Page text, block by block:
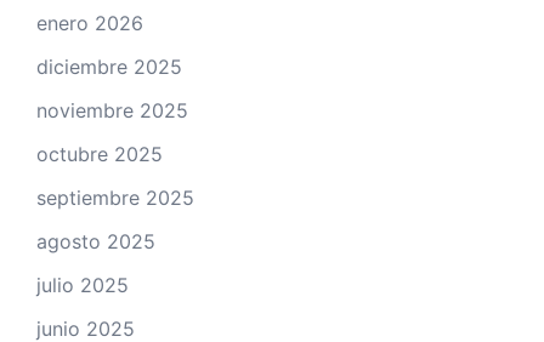
enero 2026
diciembre 2025
noviembre 2025
octubre 2025
septiembre 2025
agosto 2025
julio 2025
junio 2025